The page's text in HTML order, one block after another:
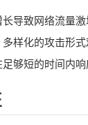
导致网络流量激
样化的攻击形式
够短的时间内响